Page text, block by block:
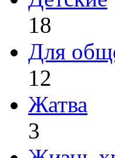
18
Для
12
Жатва
3